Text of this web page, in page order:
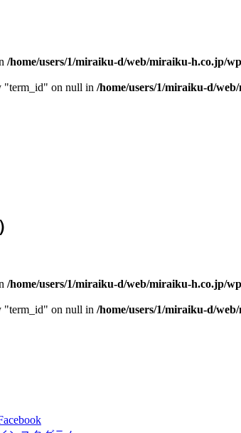
/home/users/1/miraiku-d/web/miraiku-h.co.jp/
"term_id" on null in /home/users/1/miraiku-d/
/home/users/1/miraiku-d/web/miraiku-h.co.jp/
"term_id" on null in /home/users/1/miraiku-d/